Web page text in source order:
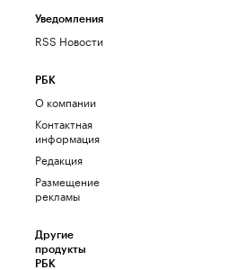
Уведомления
RSS Новости
РБК
О компании
Контактная
информация
Редакция
Размещение
рекламы
Другие
продукты
РБК